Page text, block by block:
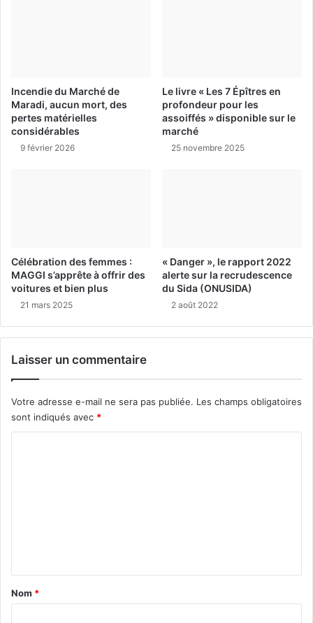
Incendie du Marché de
Maradi, aucun mort, des
pertes matérielles
considérables
9 février 2026
Le livre « Les 7 Épîtres en
profondeur pour les
assoiffés » disponible sur le
marché
25 novembre 2025
Célébration des femmes :
MAGGI s’apprête à offrir des
voitures et bien plus
21 mars 2025
« Danger », le rapport 2022
alerte sur la recrudescence
du Sida (ONUSIDA)
2 août 2022
Laisser un commentaire
Votre adresse e-mail ne sera pas publiée. Les champs obligatoires
sont indiqués avec *
a
Nom *